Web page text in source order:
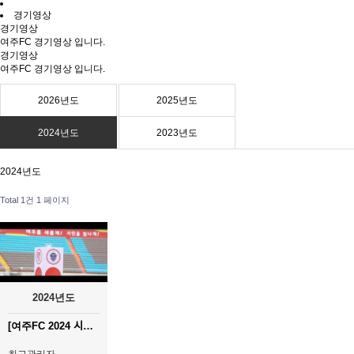
경기영상
경기영상
여주FC 경기영상 입니다.
경기영상
여주FC 경기영상 입니다.
2026년도 2025년도
2024년도 2023년도
2024년도
Total 1건 1 페이지
2024년도
[여주FC 2024 시즌 결산] 우리의 꿈은 앞으로도 여주 시민 여러…